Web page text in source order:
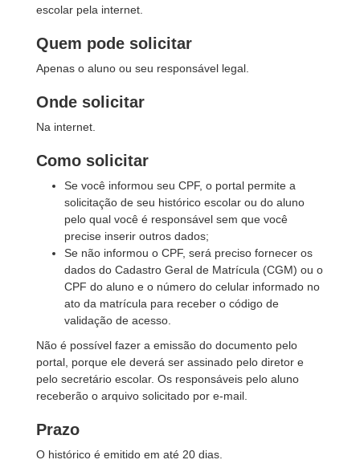
escolar pela internet.
Quem pode solicitar
Apenas o aluno ou seu responsável legal.
Onde solicitar
Na internet.
Como solicitar
Se você informou seu CPF, o portal permite a
solicitação de seu histórico escolar ou do aluno
pelo qual você é responsável sem que você
precise inserir outros dados;
Se não informou o CPF, será preciso fornecer os
dados do Cadastro Geral de Matrícula (CGM) ou o
CPF do aluno e o número do celular informado no
ato da matrícula para receber o código de
validação de acesso.
Não é possível fazer a emissão do documento pelo
portal, porque ele deverá ser assinado pelo diretor e
pelo secretário escolar. Os responsáveis pelo aluno
receberão o arquivo solicitado por e-mail.
Prazo
O histórico é emitido em até 20 dias.